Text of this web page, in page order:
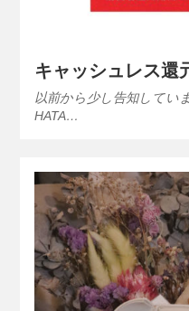
キャッシュレス還
以前から少し告知してい
HATA…